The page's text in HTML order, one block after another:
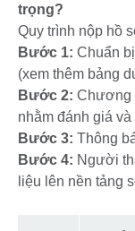
trọng?
Quy trình nộp hồ
Bước 1: Chuẩn
(xem thêm bảng
Bước 2: Chương
nhằm đánh giá
Bước 3: Thông
Bước 4: Người
liệu lên nền tảng